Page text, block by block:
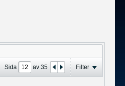
Sida av35 Filter